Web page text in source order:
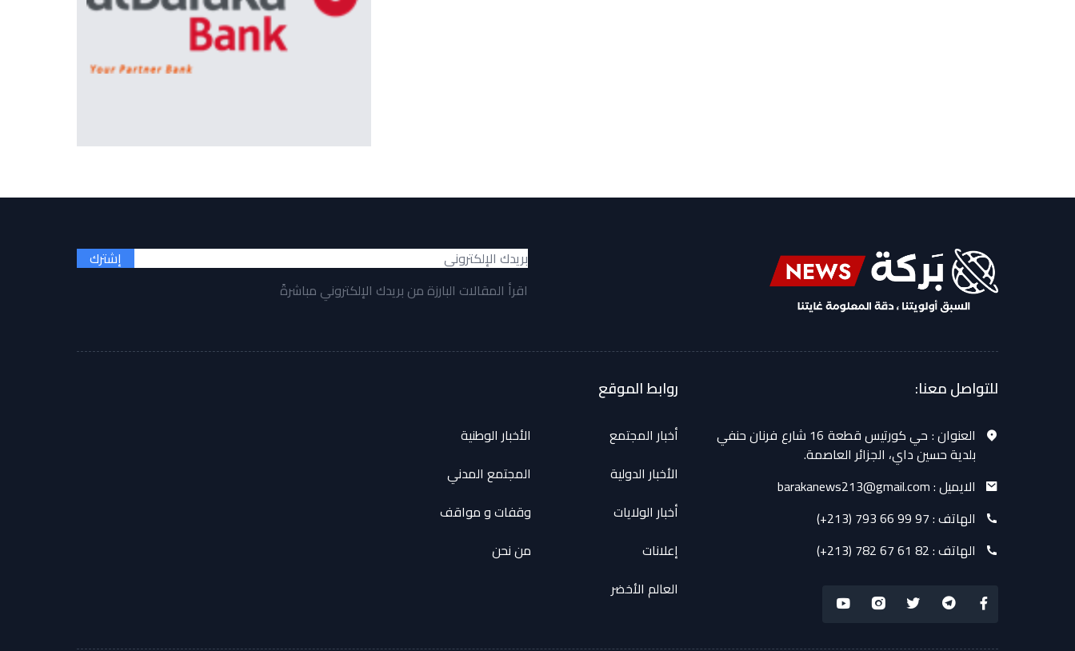
إشترك
اقرأ المقالات البارزة من بريدك الإلكتروني مباشرةً
للتواصل معنا:
العنوان :
حي كورتيس قطعة 16 شارع فرنان حنفي
بلدية حسين داي، الجزائر العاصمة.
الايميل :barakanews213@gmail.com
الهاتف :(+213) 793 66 99 97
الهاتف :(+213) 782 67 61 82
روابط الموقع
أخبار المجتمع
الأخبار الوطنية
الأخبار الدولية
المجتمع المدني
أخبار الولايات
وقفات و مواقف
إعلانات
من نحن
العالم الأخضر